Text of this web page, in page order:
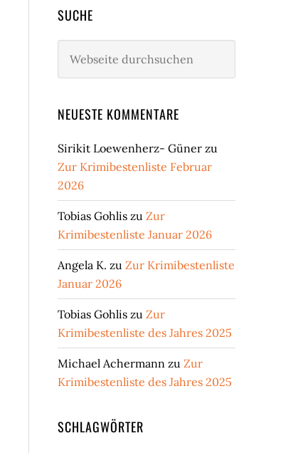
SUCHE
durchsuchen
NEUESTE KOMMENTARE
Sirikit Loewenherz- Güner zu
Zur Krimibestenliste Februar
2026
Tobias Gohlis zu Zur
Krimibestenliste Januar 2026
Angela K. zu Zur Krimibestenliste
Januar 2026
Tobias Gohlis zu Zur
Krimibestenliste des Jahres 2025
Michael Achermann zu Zur
Krimibestenliste des Jahres 2025
SCHLAGWÖRTER